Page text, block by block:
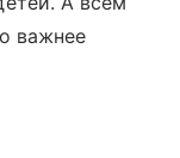
важнее